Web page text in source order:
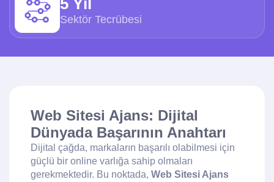
5 Yıl
Sektör Tecrübesi
Web Sitesi Ajans: Dijital
Dünyada Başarının Anahtarı
Dijital çağda, markaların başarılı olabilmesi için
güçlü bir online varlığa sahip olmaları
gerekmektedir. Bu noktada, Web Sitesi Ajans